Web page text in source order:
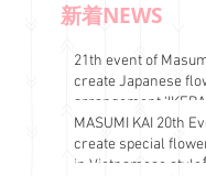
新着NEWS
21th event of
create Japanese
arrangement
知】第21弾真澄会
正月
MASUMI KAI 20th
create special
in Vietnamese